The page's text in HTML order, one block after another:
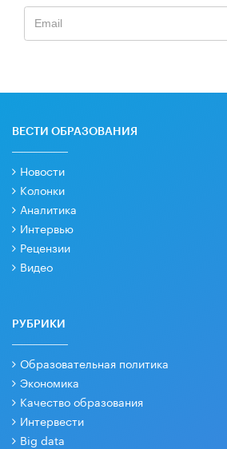
ВЕСТИ ОБРАЗОВАНИЯ
Новости
Колонки
Аналитика
Интервью
Рецензии
Видео
РУБРИКИ
Образовательная политика
Экономика
Качество образования
Интервести
Big data